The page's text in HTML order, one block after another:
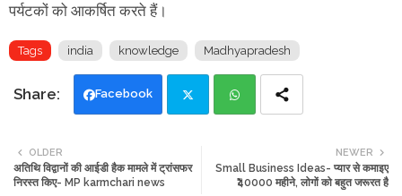
पर्यटकों को आकर्षित करते हैं।
Tags india knowledge Madhyapradesh
Facebook
tte ats
NEWER
Small Business Ideas- प्यार से कमाइए
₹40000 महीने, लोगों को बहुत जरूरत है
OLDER
अतिथि विद्वानों की आईडी हैक मामले में ट्रांसफर
निरस्त किए- MP karmchari news